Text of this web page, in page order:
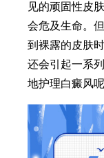
见的顽固性皮
会危及生命。
到裸露的皮肤
还会引起一系
地护理白癜风